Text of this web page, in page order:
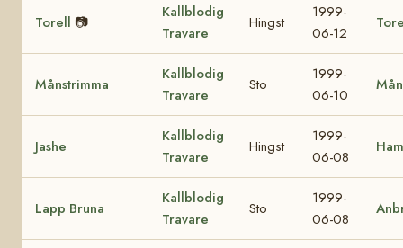
Torell 📷
Kallblodig
Travare
Hingst
1999-
06-12
Månstrimma
Kallblodig
Travare
Sto
1999-
06-10
Jashe
Kallblodig
Travare
Hingst
1999-
06-08
Lapp Bruna
Kallblodig
Travare
Sto
1999-
06-08